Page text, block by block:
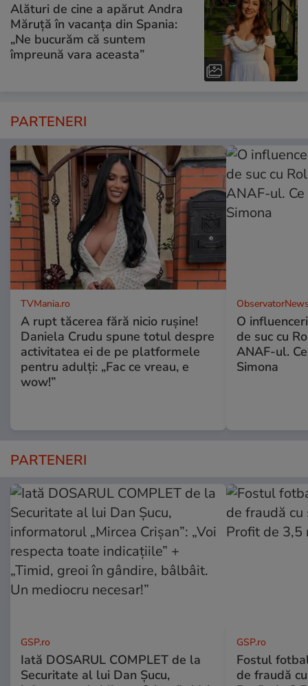
Alături de cine a apărut Andra
Măruță în vacanța din Spania:
„Ne bucurăm că suntem
împreună vara aceasta”
PARTENERI
TVMania.ro
A rupt tăcerea fără nicio rușine!
Daniela Crudu spune totul despre
activitatea ei de pe platformele
pentru adulți: „Fac ce vreau, e
wow!”
O
de suc cu
ANAF-ul.
Simona
PARTENERI
GSP.ro
Iată DOSARUL COMPLET de la
Securitate al lui Dan Șucu,
GSP.ro
Fostul
de fraudă